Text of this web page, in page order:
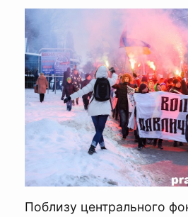
Поблизу центрального